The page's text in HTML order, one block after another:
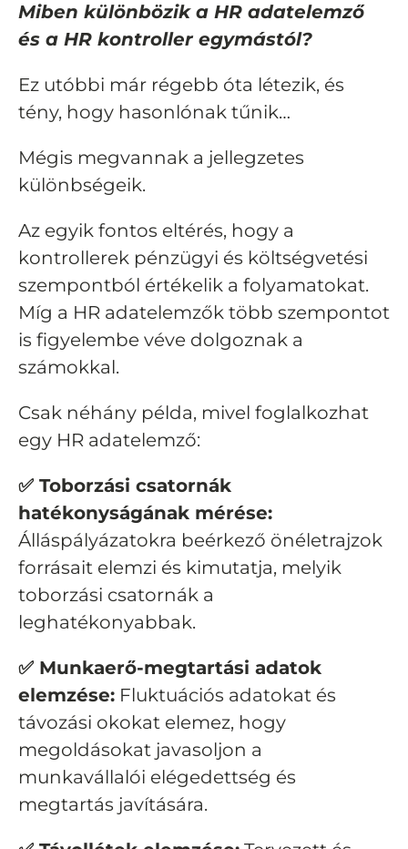
Miben különbözik a HR adatelemző
és a HR kontroller egymástól?
Ez utóbbi már régebb óta létezik, és
tény, hogy hasonlónak tűnik…
Mégis megvannak a jellegzetes
különbségeik.
Az egyik fontos eltérés, hogy a
kontrollerek pénzügyi és költségvetési
szempontból értékelik a folyamatokat.
Míg a HR adatelemzők több szempontot
is figyelembe véve dolgoznak a
számokkal.
Csak néhány példa, mivel foglalkozhat
egy HR adatelemző:
✅ Toborzási csatornák
hatékonyságának mérése:
Álláspályázatokra beérkező önéletrajzok
forrásait elemzi és kimutatja, melyik
toborzási csatornák a
leghatékonyabbak.
✅ Munkaerő-megtartási adatok
elemzése: Fluktuációs adatokat és
távozási okokat elemez, hogy
megoldásokat javasoljon a
munkavállalói elégedettség és
megtartás javítására.